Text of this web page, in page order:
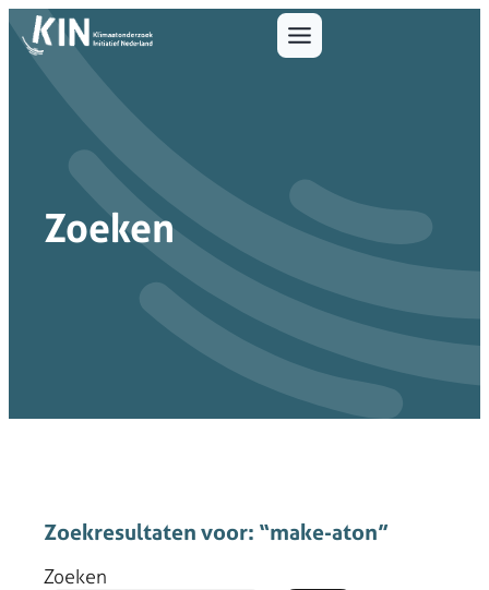
Zoeken
Zoekresultaten voor: “make-aton”
Zoeken